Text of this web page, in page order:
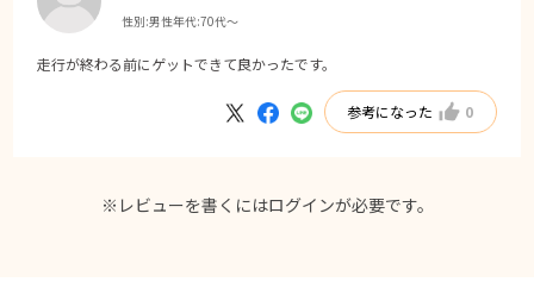
性別:男性年代:70代～
走行が終わる前にゲットできて良かったです。
参考になった 0
※レビューを書くにはログインが必要です。